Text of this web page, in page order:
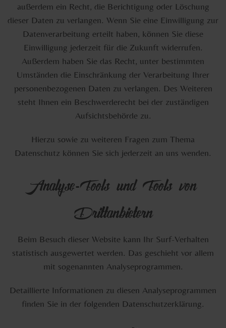
außerdem ein Recht, die Berichtigung oder Löschung
dieser Daten zu verlangen. Wenn Sie eine Einwilligung zur
Datenverarbeitung erteilt haben, können Sie diese
Einwilligung jederzeit für die Zukunft widerrufen.
Außerdem haben Sie das Recht, unter bestimmten
Umständen die Einschränkung der Verarbeitung Ihrer
personenbezogenen Daten zu verlangen. Des Weiteren
steht Ihnen ein Beschwerderecht bei der zuständigen
Aufsichtsbehörde zu.
Hierzu sowie zu weiteren Fragen zum Thema
Datenschutz können Sie sich jederzeit an uns wenden.
Analyse-Tools und Tools von
Drittanbietern
Beim Besuch dieser Website kann Ihr Surf-Verhalten
statistisch ausgewertet werden. Das geschieht vor allem
mit sogenannten Analyseprogrammen.
Detaillierte Informationen zu diesen Analyseprogrammen
finden Sie in der folgenden Datenschutzerklärung.